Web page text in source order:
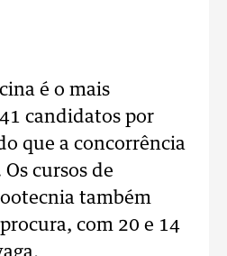
é o mais
candidatos por
que a concorrência
Os cursos de
também
com 20 e 14